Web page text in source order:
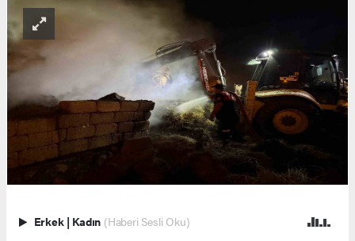
Erkek | Kadın (Haberi Sesli Oku)